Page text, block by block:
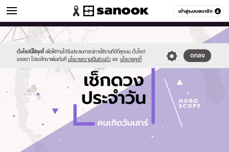
เข้าสู่ระบบสมาชิก
ดูดวง หมวดอื่นๆ
เว็บไซต์นี้ใช้คุกกี้ เพื่อให้ท่านได้รับประสบการณ์การใช้งานที่ดีที่สุดบน เว็บไซต์
ของเรา โปรดศึกษาเพิ่มเติมที่ นโยบายความเป็นส่วนตัว และ นโยบายคุกกี้
ตกลง
Sanook
//s.isanook.com/sr/0/images/logo-
new-
sanook.png
600
60
//s.isanook.com/ho/0/ud/fxd/day/daily-
horoscope-
saturday.jpg